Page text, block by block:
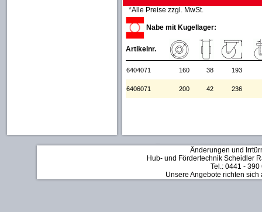
*Alle Preise zzgl. MwSt.
Nabe mit Kugellager:
Artikelnr.
6404071 160 38 193
6406071 200 42 236
Änderungen und
Hub- und Fördertechnik Scheidler
Tel.: 0441 -
Unsere Angebote richten